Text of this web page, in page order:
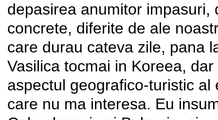
depasirea anumitor
concrete, diferite de ale
care durau cateva zile, pana
Vasilica tocmai in Koreea,
aspectul geografico-turistic
care nu ma interesa. Eu